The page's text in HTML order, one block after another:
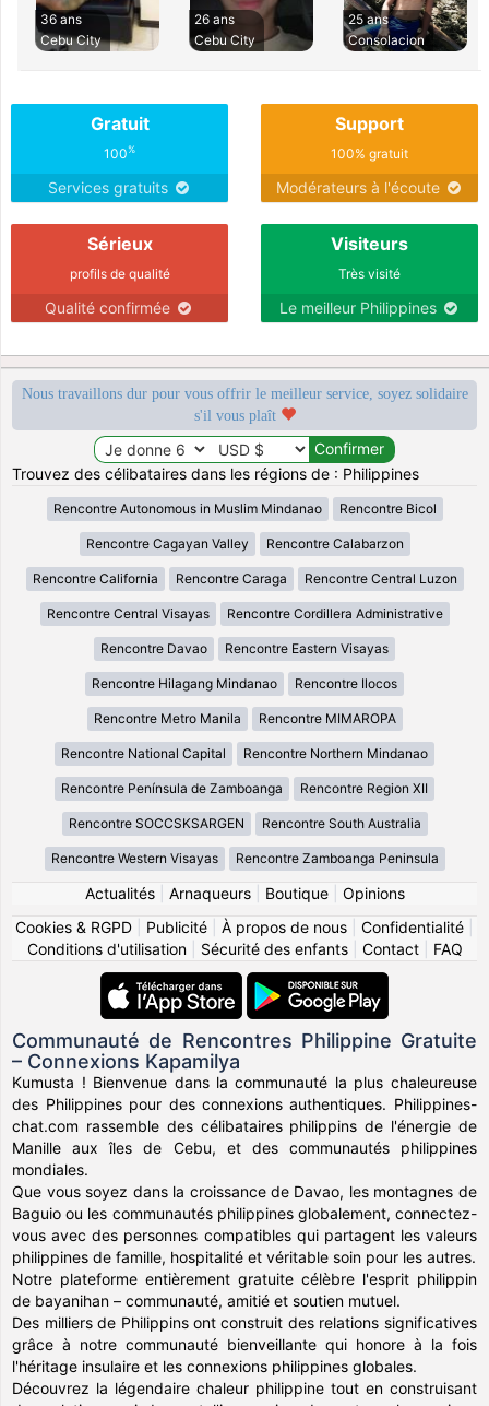
36 ans
Cebu City
26 ans
Cebu City
25 ans
Consolacion
Gratuit
100%
Services gratuits
Support
100% gratuit
Modérateurs à l'écoute
Sérieux
profils de qualité
Qualité confirmée
Visiteurs
Très visité
Le meilleur Philippines
Nous travaillons dur pour vous offrir le meilleur service, soyez solidaire
s'il vous plaît
Trouvez des célibataires dans les régions de : Philippines
Rencontre Autonomous in Muslim Mindanao Rencontre Bicol
Rencontre Cagayan Valley Rencontre Calabarzon
Rencontre California Rencontre Caraga Rencontre Central Luzon
Rencontre Central Visayas Rencontre Cordillera Administrative
Rencontre Davao Rencontre Eastern Visayas
Rencontre Hilagang Mindanao Rencontre Ilocos
Rencontre Metro Manila Rencontre MIMAROPA
Rencontre National Capital Rencontre Northern Mindanao
Rencontre Península de Zamboanga Rencontre Region XII
Rencontre SOCCSKSARGEN Rencontre South Australia
Rencontre Western Visayas Rencontre Zamboanga Peninsula
Actualités| Arnaqueurs| Boutique| Opinions
Cookies & RGPD
Publicité À propos de nous Confidentialité
Conditions d'utilisation| Sécurité des enfants| Contact| FAQ
Communauté de Rencontres Philippine Gratuite
– Connexions Kapamilya
Kumusta ! Bienvenue dans la communauté la plus chaleureuse
des Philippines pour des connexions authentiques. Philippines-
chat.com rassemble des célibataires philippins de l'énergie de
Manille aux îles de Cebu, et des communautés philippines
mondiales.
Que vous soyez dans la croissance de Davao, les montagnes de
Baguio ou les communautés philippines globalement, connectez-
vous avec des personnes compatibles qui partagent les valeurs
philippines de famille, hospitalité et véritable soin pour les autres.
Notre plateforme entièrement gratuite célèbre l'esprit philippin
de bayanihan – communauté, amitié et soutien mutuel.
Des milliers de Philippins ont construit des relations significatives
grâce à notre communauté bienveillante qui honore à la fois
l'héritage insulaire et les connexions philippines globales.
Découvrez la légendaire chaleur philippine tout en construisant